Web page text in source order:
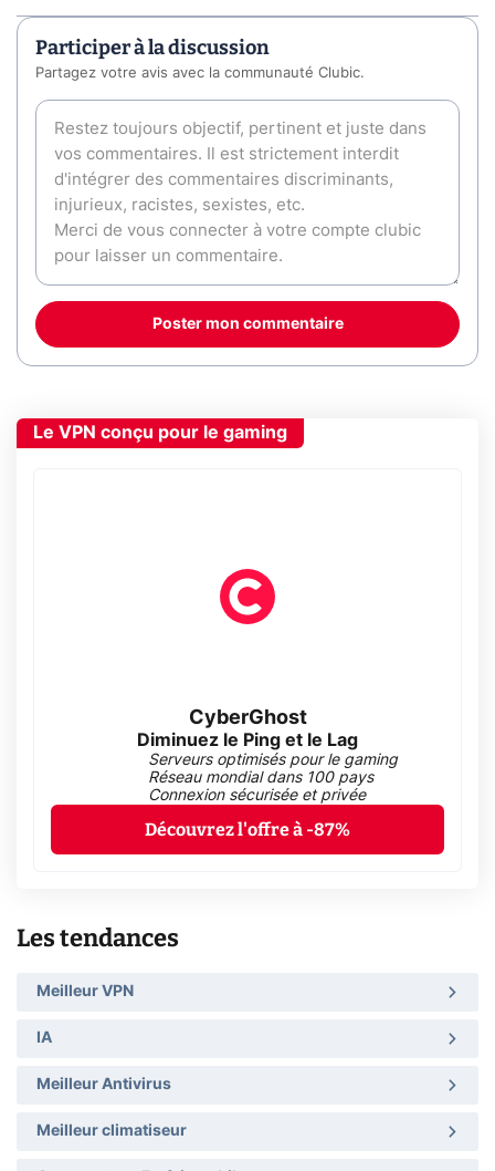
Participer à la discussion
Partagez votre avis avec la communauté Clubic.
Poster mon commentaire
Le VPN conçu pour le gaming
CyberGhost
Diminuez le Ping et le Lag
Serveurs optimisés pour le gaming
Réseau mondial dans 100 pays
Connexion sécurisée et privée
Découvrez l'offre à -87%
Les tendances
Meilleur VPN
IA
Meilleur Antivirus
Meilleur climatiseur